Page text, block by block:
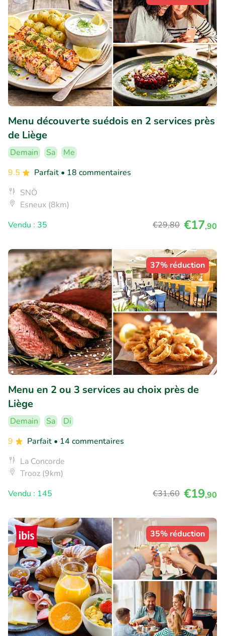
Menu découverte suédois en 2 services près
de Liège
Demain Sa
Me
9.5
Parfait • 18 commentaires
SNÖ
Esneux (8km)
Vendu : 35
€29,80 €17,90
37% réduction
Menu en 2 ou 3 services au choix près de
Liège
Demain Sa
Di
9
Parfait • 14 commentaires
La Concorde
Trooz (9km)
Vendu : 145
€31,60 €19,90
35% réduction